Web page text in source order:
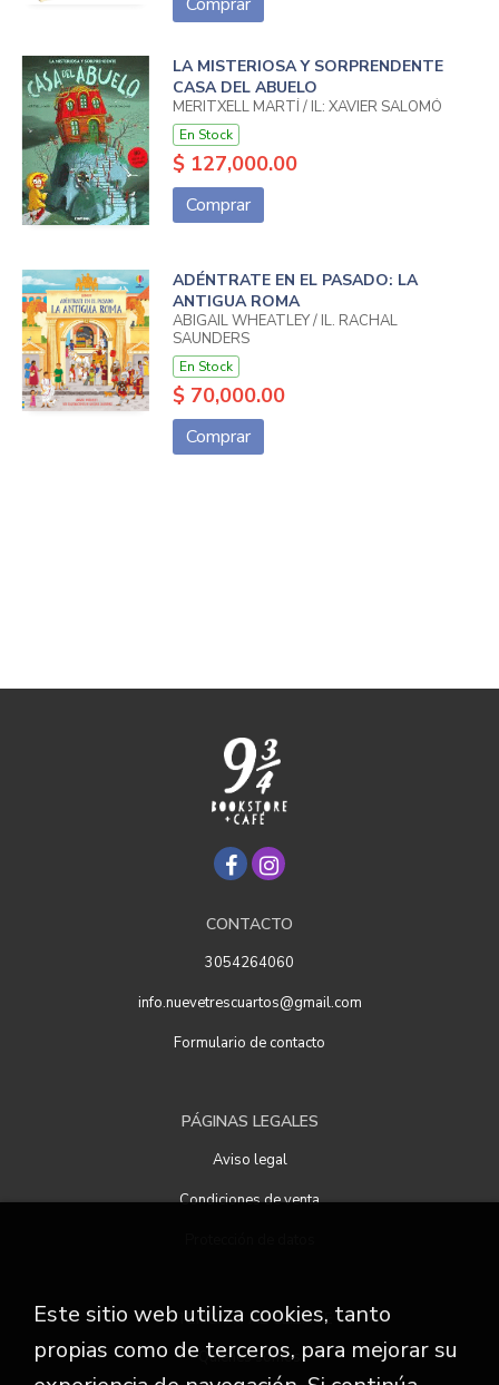
Comprar
LA MISTERIOSA Y SORPRENDENTE
CASA DEL ABUELO
MERITXELL MARTÍ / IL: XAVIER SALOMÓ
En Stock
$ 127,000.00
Comprar
ADÉNTRATE EN EL PASADO: LA
ANTIGUA ROMA
ABIGAIL WHEATLEY / IL. RACHAL
SAUNDERS
En Stock
$ 70,000.00
Comprar
CONTACTO
3054264060
info.nuevetrescuartos@gmail.com
Formulario de contacto
PÁGINAS LEGALES
Aviso legal
Condiciones de venta
ATENCIÓN AL CLIENTE
Quiénes somos
Este sitio web utiliza cookies, tanto
propias como de terceros, para mejorar su